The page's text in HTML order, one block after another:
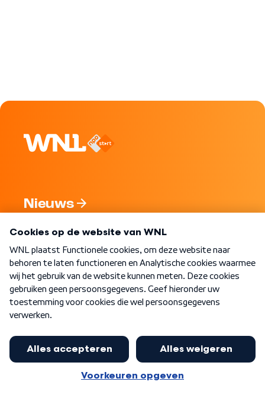
Nieuws
Nieuwsbrief
Word Lid